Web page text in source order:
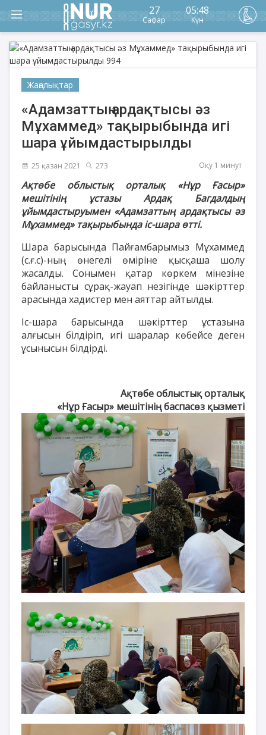
27
Сафар
05:48
Күн
Жаңалықтар
«Адамзаттың ардақтысы әз
Мұхаммед» тақырыбында игі
шара ұйымдастырылды
25 қазан 2021 273 Оқу 1 минут
Ақтөбе облыстық орталық «Нұр Ғасыр»
мешітінің ұстазы Ардақ Багдалдың
ұйымдастыруымен «Адамзаттың ардақтысы әз
Мұхаммед» тақырыбында іс-шара өтті.
Шара барысында Пайғамбарымыз Мұхаммед
(с.ғ.с)-ның өнегелі өміріне қысқаша шолу
жасалды. Сонымен қатар көркем мінезіне
байланысты сұрақ-жауап незігінде шәкірттер
арасында хадистер мен аяттар айтылды.
Іс-шара барысында шәкірттер ұстазына
алғысын білдіріп, игі шаралар көбейсе деген
ұсынысын білдірді.
Ақтөбе облыстық орталық
«Нұр Ғасыр» мешітінің баспасөз қызметі